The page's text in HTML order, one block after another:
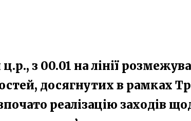
з 00.01 на лінії
досягнутих в рамках
реалізацію заходів